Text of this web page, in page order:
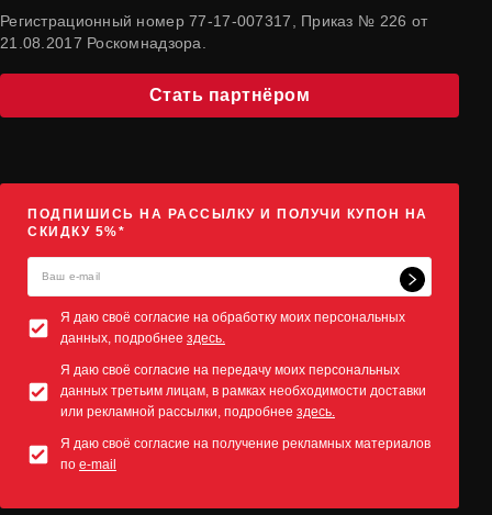
Регистрационный номер 77-17-007317, Приказ № 226 от
21.08.2017 Роскомнадзора.
Стать партнёром
ПОДПИШИСЬ НА РАССЫЛКУ И ПОЛУЧИ КУПОН НА
СКИДКУ 5%*
Я даю своё согласие на обработку моих персональных
данных, подробнее здесь.
Я даю своё согласие на передачу моих персональных
данных третьим лицам, в рамках необходимости доставки
или рекламной рассылки, подробнее здесь.
Я даю своё согласие на получение рекламных материалов
по e-mail